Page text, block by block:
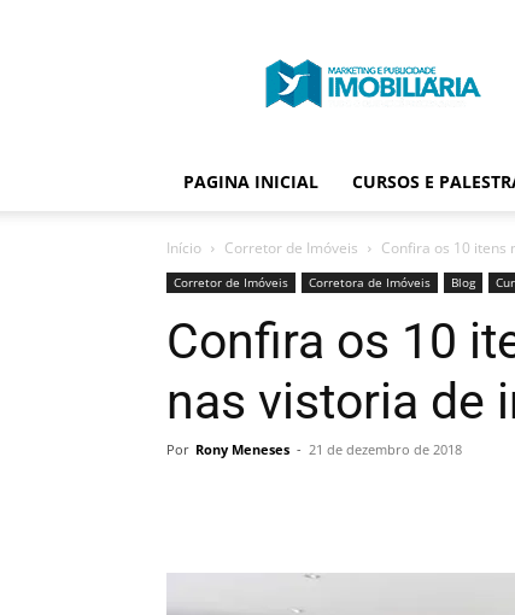
Publicidade
Imobiliária
PAGINA INICIAL CURSOS E
Início Corretor de Imóveis Confira os 10 itens
Corretor de Imóveis Corretora de Imóveis Blog
Confira os 10
nas vistoria de
Por Rony Meneses - 21 de dezembro de 2018